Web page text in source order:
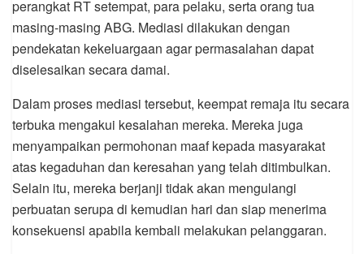
perangkat RT setempat, para pelaku, serta orang tua
masing-masing ABG. Mediasi dilakukan dengan
pendekatan kekeluargaan agar permasalahan dapat
diselesaikan secara damai.
Dalam proses mediasi tersebut, keempat remaja itu secara
terbuka mengakui kesalahan mereka. Mereka juga
menyampaikan permohonan maaf kepada masyarakat
atas kegaduhan dan keresahan yang telah ditimbulkan.
Selain itu, mereka berjanji tidak akan mengulangi
perbuatan serupa di kemudian hari dan siap menerima
konsekuensi apabila kembali melakukan pelanggaran.